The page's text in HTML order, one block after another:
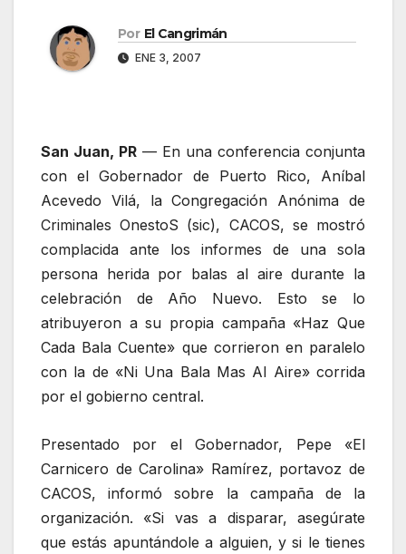
Por El Cangrimán
ENE 3, 2007
San Juan, PR — En una conferencia conjunta
con el Gobernador de Puerto Rico, Aníbal
Acevedo Vilá, la Congregación Anónima de
Criminales OnestoS (sic), CACOS, se mostró
complacida ante los informes de una sola
persona herida por balas al aire durante la
celebración de Año Nuevo. Esto se lo
atribuyeron a su propia campaña «Haz Que
Cada Bala Cuente» que corrieron en paralelo
con la de «Ni Una Bala Mas Al Aire» corrida
por el gobierno central.
Presentado por el Gobernador, Pepe «El
Carnicero de Carolina» Ramírez, portavoz de
CACOS, informó sobre la campaña de la
organización. «Si vas a disparar, asegúrate
que estás apuntándole a alguien, y si le tienes